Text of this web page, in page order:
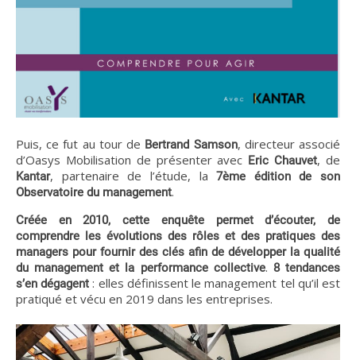
Puis, ce fut au tour de Bertrand Samson, directeur associé
d’Oasys Mobilisation de présenter avec Eric Chauvet, de
Kantar, partenaire de l’étude, la7ème édition de son
Observatoire du management.
Créée en 2010, cette enquête permet d’écouter, de
comprendre les évolutions des rôles et des pratiques des
managers pour fournir des clés afin de développer la qualité
du management et la performance collective. 8 tendances
s’en dégagent : elles définissent le management tel qu’il est
pratiqué et vécu en 2019 dans les entreprises.